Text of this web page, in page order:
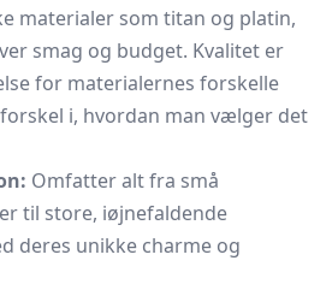
materialer som titan og platin,
smag og budget. Kvalitet er
for materialernes forskelle
i, hvordan man vælger det
Omfatter alt fra små
til store, iøjnefaldende
deres unikke charme og